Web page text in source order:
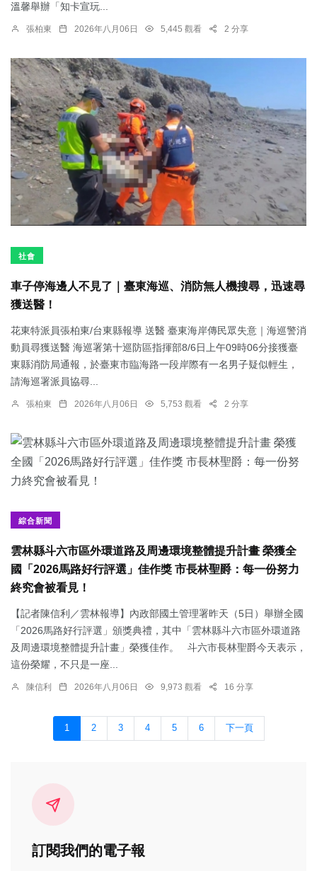
溫馨舉辦「知卡宣玩...
張柏東 2026年八月06日 5,445 觀看 2 分享
社會
車子停海邊人不見了｜臺東海巡、消防無人機搜尋，迅速尋
獲送醫！
花東特派員張柏東/台東縣報導 送醫 臺東海岸傳民眾失意｜海巡警消
動員尋獲送醫 海巡署第十巡防區指揮部8/6日上午09時06分接獲臺
東縣消防局通報，於臺東市臨海路一段岸際有一名男子疑似輕生，
請海巡署派員協尋...
張柏東 2026年八月06日 5,753 觀看 2 分享
綜合新聞
雲林縣斗六市區外環道路及周邊環境整體提升計畫 榮獲全
國「2026馬路好行評選」佳作獎 市長林聖爵：每一份努力
終究會被看見！
【記者陳信利／雲林報導】內政部國土管理署昨天（5日）舉辦全國
「2026馬路好行評選」頒獎典禮，其中「雲林縣斗六市區外環道路
及周邊環境整體提升計畫」榮獲佳作。 斗六市長林聖爵今天表示，
這份榮耀，不只是一座...
陳信利 2026年八月06日 9,973 觀看 16 分享
1 2 3 4 5 6 下一頁
訂閱我們的電子報